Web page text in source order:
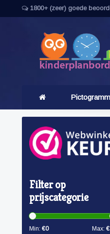
1800+ (zeer) goede
Filter op
prijscategorie
Min: €0 Max: €